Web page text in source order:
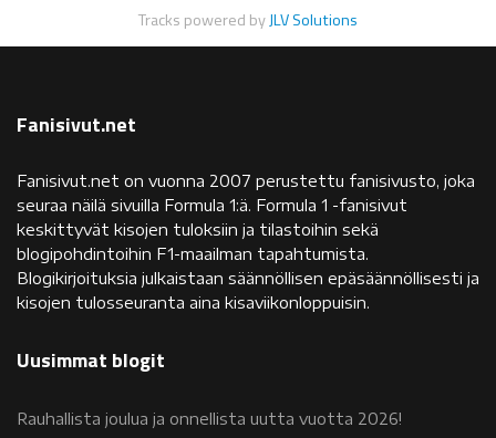
Tracks powered byJLV Solutions
Fanisivut.net
Fanisivut.net on vuonna 2007 perustettu fanisivusto, joka
seuraa näilä sivuilla Formula 1:ä. Formula 1 -fanisivut
keskittyvät kisojen tuloksiin ja tilastoihin sekä
blogipohdintoihin F1-maailman tapahtumista.
Blogikirjoituksia julkaistaan säännöllisen epäsäännöllisesti ja
kisojen tulosseuranta aina kisaviikonloppuisin.
Uusimmat blogit
Rauhallista joulua ja onnellista uutta vuotta 2026!